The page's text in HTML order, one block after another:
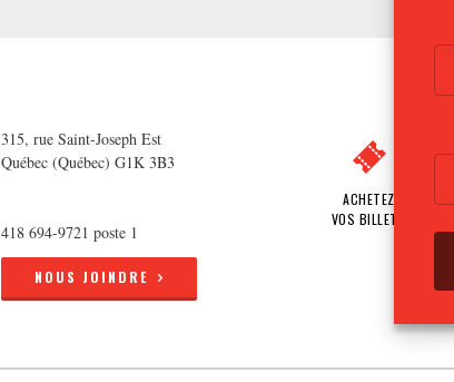
315, rue Saint-Joseph Est
Québec (Québec) G1K 3B3
418 694-9721 poste 1
NOUS JOINDRE
ACHETEZ
VOS BILLETS